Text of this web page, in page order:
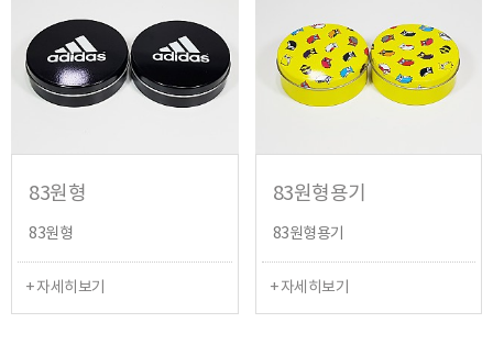
83원형
83원형
+ 자세히보기
83원형용기
83원형용기
+ 자세히보기